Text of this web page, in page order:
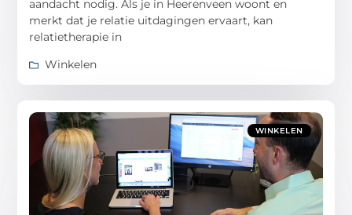
aandacht nodig. Als je in Heerenveen woont en
merkt dat je relatie uitdagingen ervaart, kan
relatietherapie in
Winkelen
WINKELEN